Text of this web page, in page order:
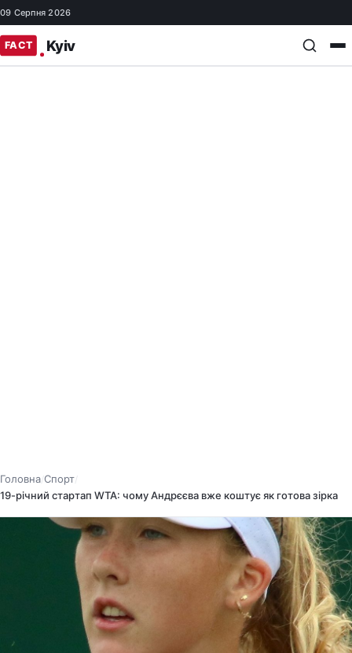
09 Серпня 2026
Головна/Спорт/
19-річний стартап WTA: чому Андрєєва вже коштує як готова зірка